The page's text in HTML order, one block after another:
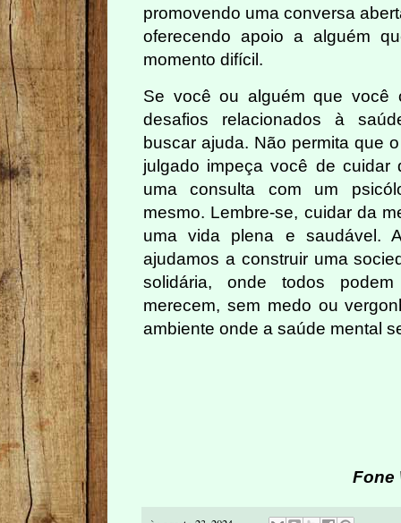
promovendo uma conversa
oferecendo apoio a alguém
momento difícil.
Se você ou alguém que você
desafios relacionados à
buscar ajuda. Não permita que
julgado impeça você de cuidar
uma consulta com um
mesmo. Lembre-se, cuidar da
uma vida plena e saudável.
ajudamos a construir uma
solidária, onde todos
merecem, sem medo ou
ambiente onde a saúde mental
Fone